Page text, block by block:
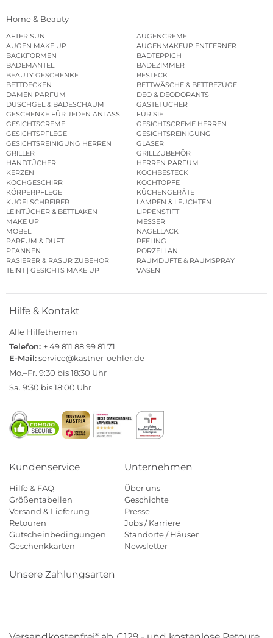
Home & Beauty
AFTER SUN
AUGENCREME
AUGEN MAKE UP
AUGENMAKEUP ENTFERNER
BACKFORMEN
BADTEPPICH
BADEMÄNTEL
BADEZIMMER
BEAUTY GESCHENKE
BESTECK
BETTDECKEN
BETTWÄSCHE & BETTBEZÜGE
DAMEN PARFUM
DEO & DEODORANTS
DUSCHGEL & BADESCHAUM
GÄSTETÜCHER
GESCHENKE FÜR JEDEN ANLASS
FÜR SIE
GESICHTSCREME
GESICHTSCREME HERREN
GESICHTSPFLEGE
GESICHTSREINIGUNG
GESICHTSREINIGUNG HERREN
GLÄSER
GRILLER
GRILLZUBEHÖR
HANDTÜCHER
HERREN PARFUM
KERZEN
KOCHBESTECK
KOCHGESCHIRR
KOCHTÖPFE
KÖRPERPFLEGE
KÜCHENGERÄTE
KUGELSCHREIBER
LAMPEN & LEUCHTEN
LEINTÜCHER & BETTLAKEN
LIPPENSTIFT
MAKE UP
MESSER
MÖBEL
NAGELLACK
PARFUM & DUFT
PEELING
PFANNEN
PORZELLAN
RASIERER & RASUR ZUBEHÖR
RAUMDÜFTE & RAUMSPRAY
TEINT | GESICHTS MAKE UP
VASEN
Hilfe & Kontakt
Alle Hilfethemen
Telefon: + 49 811 88 99 81 71
E-Mail:service@kastner-oehler.de
Mo.–Fr. 9:30 bis 18:30 Uhr
Sa. 9:30 bis 18:00 Uhr
Kundenservice
Hilfe & FAQ
Größentabellen
Versand & Lieferung
Retouren
Gutscheinbedingungen
Geschenkkarten
Unternehmen
Über uns
Geschichte
Presse
Jobs / Karriere
Standorte / Häuser
Newsletter
Unsere Zahlungsarten